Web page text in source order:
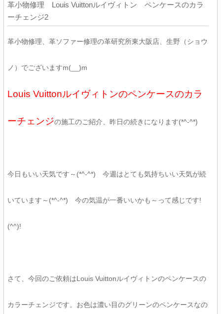
革小物修理 Louis Vuittonルイヴィトン ペンケースのカラ
ーチェンジ2
革小物修理、革ソファー修理の革研究所東大阪店、生野（ショウ
ノ）でございますm(__)m
Louis Vuittonルイヴィトンのペンケースのカラ
ーチェンジの施工のご紹介、昨日の続きになります(*^-^*)
今日もいい天気です～(*^-^*) 今週はとても気持ちいい天気が続
いています～(*^-^*) 今の気温が一番いいかも～って感じです!
(^^)!
さて、今回のご依頼はLouis Vuittonルイヴィトンのペンケースの
カラーチェンジです。お色は濃い目のグリーンのペンケースなの